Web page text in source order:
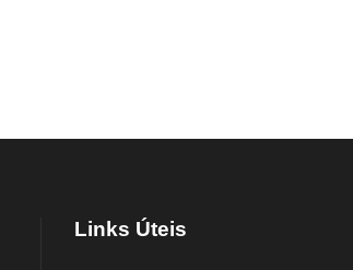
Links Úteis